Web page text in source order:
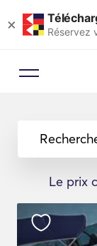
× Réservez
Le prix